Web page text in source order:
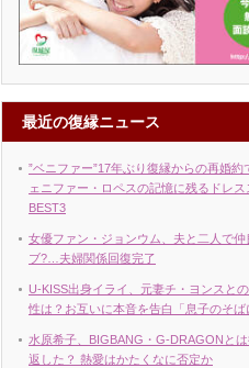
最近の復縁ニュース
”ベニファー”17年ぶり復縁からの再婚約
ェニファー・ロペスの記憶に残るドレス
BEST3
女優ファン・ジョンウム、夫と二人で仲
ブ?…夫婦関係回復完了
U-KISS出身イライ、元妻チ・ヨンスと
性は？お互いに本音を告白「息子のそば
水原希子、BIGBANG・G-DRAGONとは
返した？ 熱愛はかたくなに否定か